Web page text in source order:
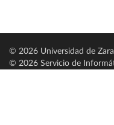
© 2026 Universidad de
© 2026 Servicio de